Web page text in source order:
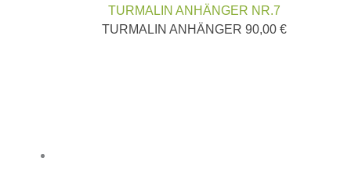
TURMALIN ANHÄNGER NR.7
TURMALIN ANHÄNGER 90,00 €